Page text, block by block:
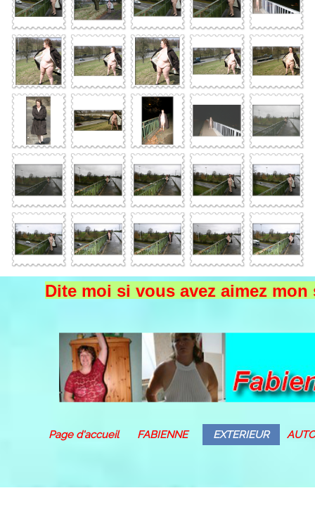
Page d'accueil FABIENNE EXTERIEUR
Dite moi si vous avez aimez mon